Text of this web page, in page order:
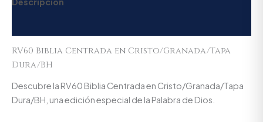
RV60 Biblia Centrada en Cristo/Granada/Tapa
Dura/BH
Descubre la RV60 Biblia Centrada en Cristo/Granada/Tapa
Dura/BH, una edición especial de la Palabra de Dios.